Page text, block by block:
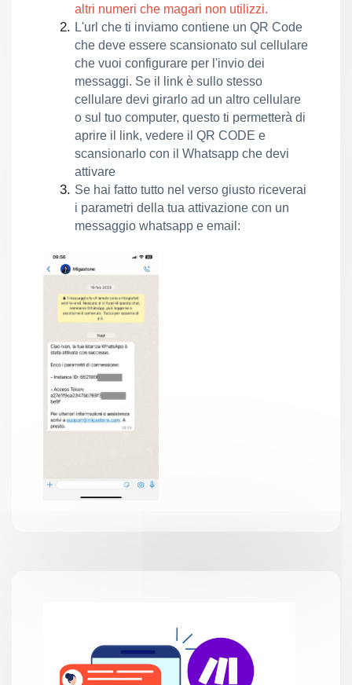
altri numeri che magari non utilizzi.
L'url che ti inviamo contiene un QR Code
che deve essere scansionato sul cellulare
che vuoi configurare per l'invio dei
messaggi. Se il link è sullo stesso
cellulare devi girarlo ad un altro cellulare
o sul tuo computer, questo ti permetterà di
aprire il link, vedere il QR CODE e
scansionarlo con il Whatsapp che devi
attivare
Se hai fatto tutto nel verso giusto riceverai
i parametri della tua attivazione con un
messaggio whatsapp e email: